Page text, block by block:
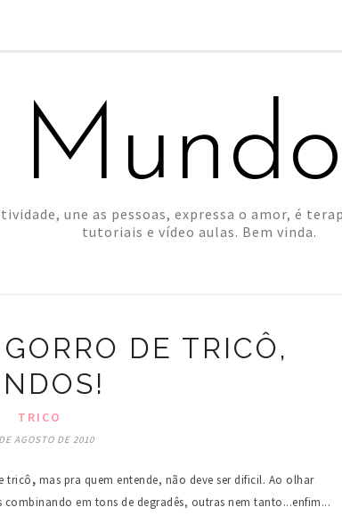
une as pessoas, expressa o amor, é
tutoriais e vídeo aulas. Bem vinda.
DE TRICÔ,
TRICO
AGOSTO DE 2010
tricô, mas pra quem entende, não deve ser dificil. Ao olhar
combinando em tons de degradês, outras nem tanto...enfim...